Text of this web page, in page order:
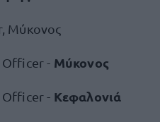
Μύκονος
Officer - Μύκονος
Officer - Κεφαλονιά